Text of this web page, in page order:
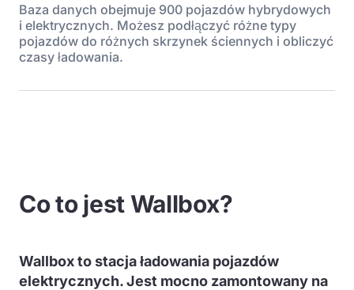
Baza danych obejmuje 900 pojazdów hybrydowych
i elektrycznych. Możesz podłączyć różne typy
pojazdów do różnych skrzynek ściennych i obliczyć
czasy ładowania.
Co to jest Wallbox?
Wallbox to stacja ładowania pojazdów
elektrycznych. Jest mocno zamontowany na